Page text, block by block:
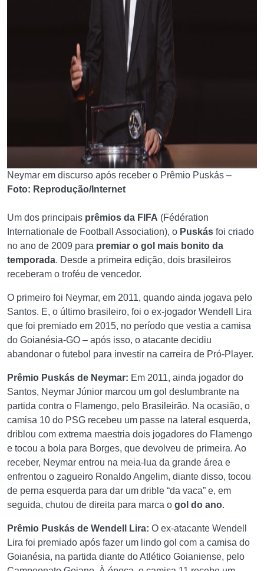
Neymar em discurso após receber o Prêmio Puskás –
Foto: Reprodução/Internet
Um dos principais prêmios da FIFA (Fédération
Internationale de Football Association), o Puskás foi criado
no ano de 2009 para premiar o gol mais bonito da
temporada. Desde a primeira edição, dois brasileiros
receberam o troféu de vencedor.
O primeiro foi Neymar, em 2011, quando ainda jogava pelo
Santos. E, o último brasileiro, foi o ex-jogador Wendell Lira
que foi premiado em 2015, no período que vestia a camisa
do Goianésia-GO – após isso, o atacante decidiu
abandonar o futebol para investir na carreira de Pró-Player.
Prêmio Puskás de Neymar: Em 2011, ainda jogador do
Santos, Neymar Júnior marcou um gol deslumbrante na
partida contra o Flamengo, pelo Brasileirão. Na ocasião, o
camisa 10 do PSG recebeu um passe na lateral esquerda,
driblou com extrema maestria dois jogadores do Flamengo
e tocou a bola para Borges, que devolveu de primeira. Ao
receber, Neymar entrou na meia-lua da grande área e
enfrentou o zagueiro Ronaldo Angelim, diante disso, tocou
de perna esquerda para dar um drible “da vaca” e, em
seguida, chutou de direita para marca o gol do ano.
Prêmio Puskás de Wendell Lira: O ex-atacante Wendell
Lira foi premiado após fazer um lindo gol com a camisa do
Goianésia, na partida diante do Atlético Goianiense, pelo